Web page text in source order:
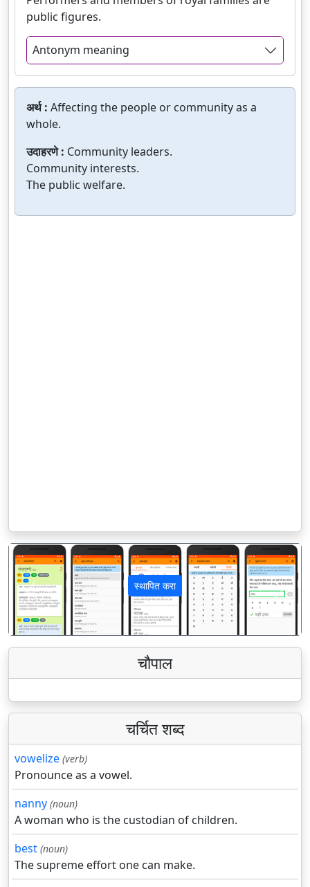
public figures.
Antonym meaning
अर्थ : Affecting the people or community as a
whole.
उदाहरणे : Community leaders.
Community interests.
The public welfare.
स्थापित करा
पिछला अगला
चौपाल
चर्चित शब्द
vowelize (verb)
Pronounce as a vowel.
nanny (noun)
A woman who is the custodian of children.
best (noun)
The supreme effort one can make.